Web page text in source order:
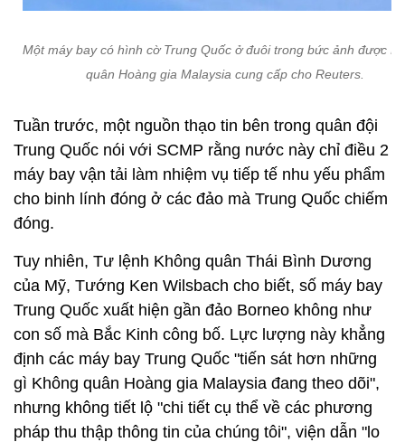
Một máy bay có hình cờ Trung Quốc ở đuôi trong bức ảnh được
quân Hoàng gia Malaysia cung cấp cho Reuters.
Tuần trước, một nguồn thạo tin bên trong quân đội
Trung Quốc nói với SCMP rằng nước này chỉ điều 2
máy bay vận tải làm nhiệm vụ tiếp tế nhu yếu phẩm
cho binh lính đóng ở các đảo mà Trung Quốc chiếm
đóng.
Tuy nhiên, Tư lệnh Không quân Thái Bình Dương
của Mỹ, Tướng Ken Wilsbach cho biết, số máy bay
Trung Quốc xuất hiện gần đảo Borneo không như
con số mà Bắc Kinh công bố. Lực lượng này khẳng
định các máy bay Trung Quốc "tiến sát hơn những
gì Không quân Hoàng gia Malaysia đang theo dõi",
nhưng không tiết lộ "chi tiết cụ thể về các phương
pháp thu thập thông tin của chúng tôi", viện dẫn "lo